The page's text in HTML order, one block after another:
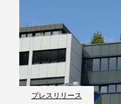
プレスリリース